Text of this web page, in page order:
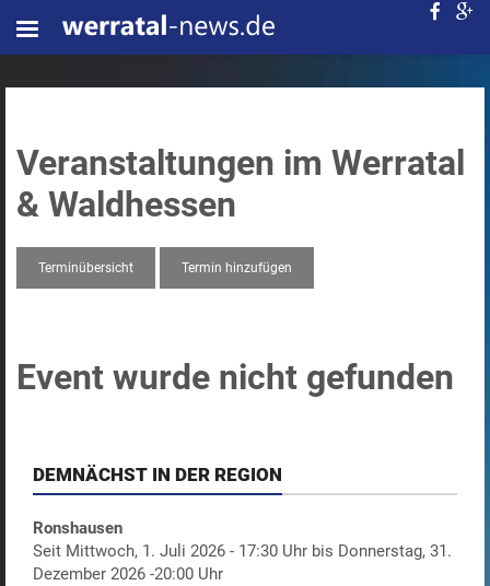
Veranstaltungen im Werratal
& Waldhessen
Terminübersicht Termin hinzufügen
Event wurde nicht gefunden
DEMNÄCHST IN DER REGION
Ronshausen
Seit Mittwoch, 1. Juli 2026 - 17:30 Uhr bis Donnerstag, 31.
Dezember 2026 -20:00 Uhr